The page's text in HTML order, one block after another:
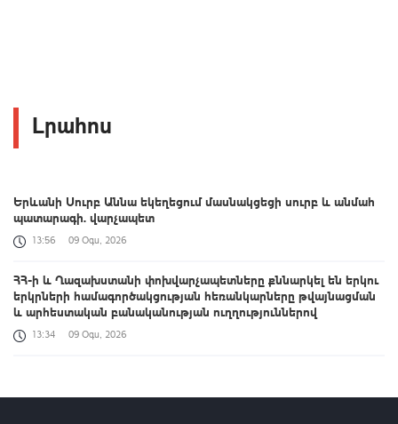
Լրահոս
Երևանի Սուրբ Աննա եկեղեցում մասնակցեցի սուրբ և անմահ
պատարագի. վարչապետ
13:56 09 Օգս, 2026
ՀՀ-ի և Ղազախստանի փոխվարչապետները քննարկել են երկու
երկրների համագործակցության հեռանկարները թվայնացման
և արհեստական բանականության ուղղություններով
13:34 09 Օգս, 2026